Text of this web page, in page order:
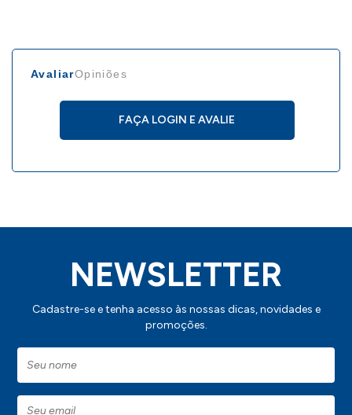
AvaliarOpiniões
FAÇA LOGIN E AVALIE
NEWSLETTER
Cadastre-se e tenha acesso às nossas dicas, novidades e
promoções.